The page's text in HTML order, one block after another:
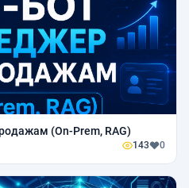
(On-Prem, RAG)
143 0